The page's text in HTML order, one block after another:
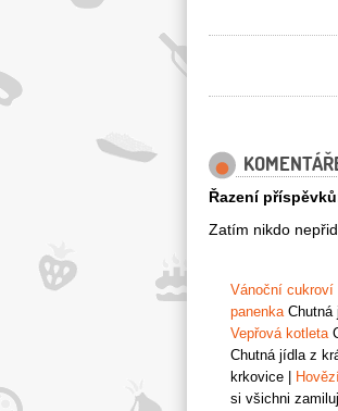
Řazení
Zatím nikdo
Vánoční cukroví
panenkaChutná
Vepřová kotleta
Chutná jídla z
krkovice
si všichni